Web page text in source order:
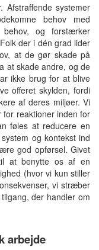
Afstraffende systemer
behov med
behov, og forstærker
der i dén grad lider
at de gør skade på
at skade andre, og de
ikke brug for at blive
offeret skylden, fordi
af deres miljøer. Vi
for reaktioner inden for
føles at reducere en
og kontekst ind
god opførsel. Givet
at benytte os af en
(hvor vi kun stiller
vi stræber
der handler om
arbejde